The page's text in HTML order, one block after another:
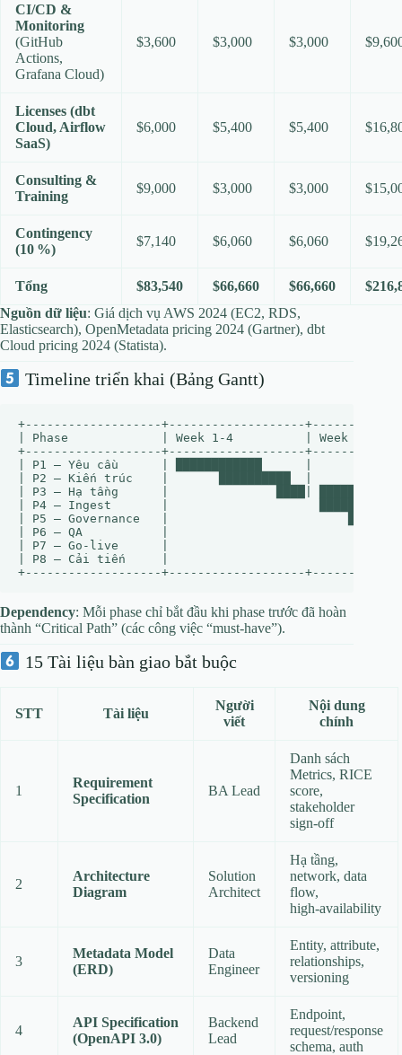
CI/CD &
Monitoring
(GitHub
Actions,
Grafana Cloud)
$3,600 $3,000 $3,000
Licenses (dbt
Cloud, Airflow
SaaS)
$6,000 $5,400 $5,400
Consulting &
Training
$9,000 $3,000 $3,000
Contingency
(10 %)
$7,140 $6,060 $6,060
Tổng $83,540 $66,660 $66,660
Nguồn dữ liệu: Giá dịch vụ AWS 2024 (EC2, RDS,
Elasticsearch), OpenMetadata pricing 2024 (Gartner), dbt
Cloud pricing 2024 (Statista).
Timeline triển khai (Bảng Gantt)
+-------------------+-------------------
| Phase             | Week 1‑4          | Week 5‑8
+-------------------+-------------------
| P1 – Yêu cầu      | ████████████      |
| P2 – Kiến trúc    |       ██████████  |
| P3 – Hạ tầng      |               ████|
| P4 – Ingest       |
| P5 – Governance   |
| P6 – QA           |
| P7 – Go‑live      |
| P8 – Cải tiến     |
Dependency: Mỗi phase chỉ bắt đầu khi phase trước đã hoàn
thành “Critical Path” (các công việc “must‑have”).
15 Tài liệu bàn giao bắt buộc
STT Tài liệu
Người
viết
Nội dung
chính
1
Requirement
Specification
BA Lead
Danh sách
Metrics, RICE
score,
stakeholder
sign‑off
2
Architecture
Diagram
Solution
Architect
Hạ tầng,
network, data
flow,
high‑availability
3
Metadata Model
(ERD)
Data
Engineer
Entity, attribute,
relationships,
versioning
4
API Specification
(OpenAPI 3.0)
Backend
Lead
Endpoint,
request/response
schema, auth